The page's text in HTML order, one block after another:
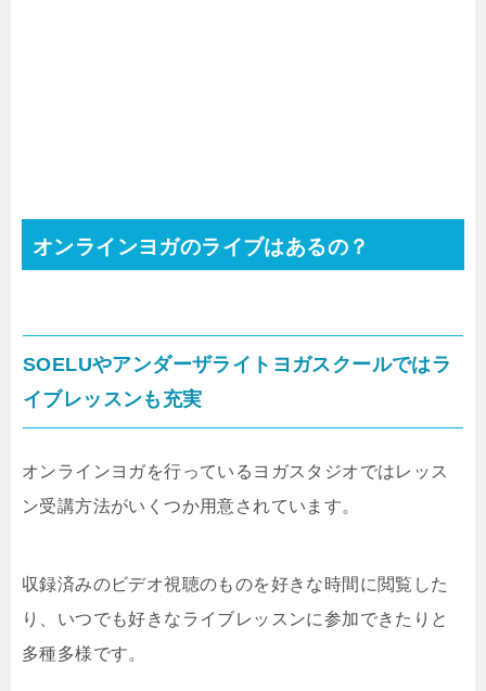
オンラインヨガのライブはあるの？
SOELUやアンダーザライトヨガスクールではラ
イブレッスンも充実
オンラインヨガを行っているヨガスタジオではレッス
ン受講方法がいくつか用意されています。
収録済みのビデオ視聴のものを好きな時間に閲覧した
り、いつでも好きなライブレッスンに参加できたりと
多種多様です。